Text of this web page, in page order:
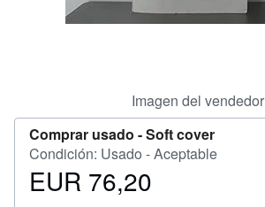
Imagen del vendedor
Comprar usado -Soft cover
Condición: Usado - Aceptable
Precio
EUR 76,20